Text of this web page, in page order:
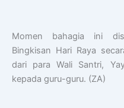
Momen bahagia ini
Bingkisan Hari Raya
dari para Wali Santri,
kepada guru-guru. (ZA)